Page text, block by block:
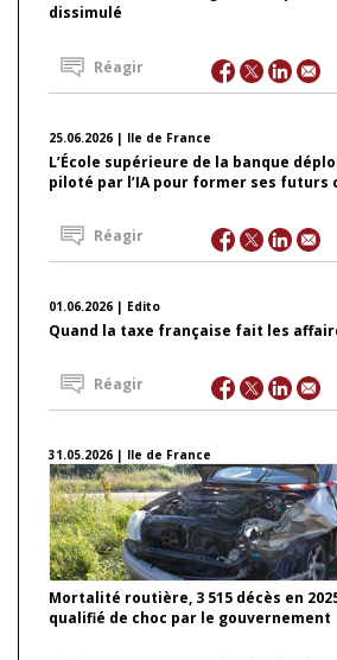
dissimulé
Réagir
25.06.2026 | Ile de France
L’École supérieure de la banque
piloté par l’IA pour former ses futurs
Réagir
01.06.2026 | Edito
Quand la taxe française fait les
Réagir
31.05.2026 | Ile de France
Mortalité routière, 3 515 décès en
qualifié de choc par le gouvernement